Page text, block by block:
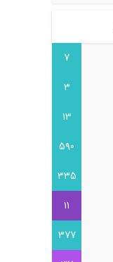
7
3
13
590
335
11
377